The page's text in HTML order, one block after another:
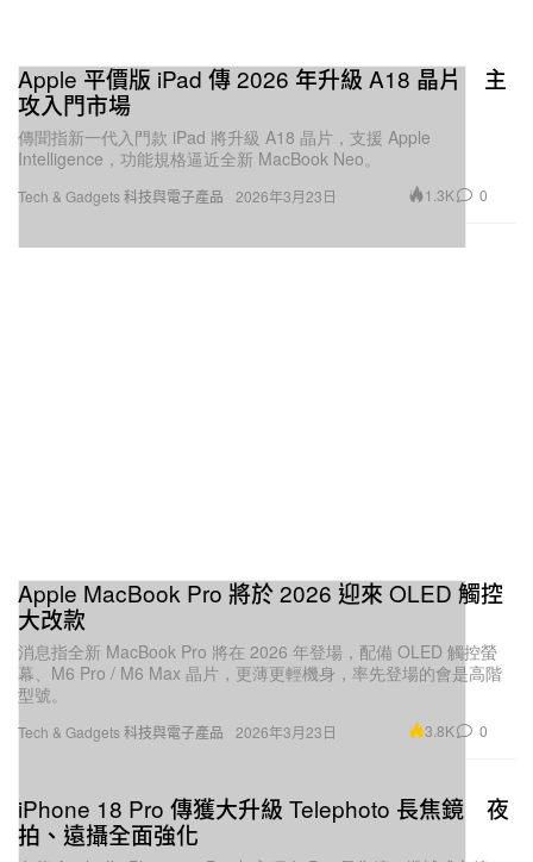
Tech & Gadgets 科技與電子產品
Apple 平價版 iPad 傳 2026 年升級 A18 晶片 主
攻入門市場
傳聞指新一代入門款 iPad 將升級 A18 晶片，支援 Apple
Intelligence，功能規格逼近全新 MacBook Neo。
2026年3月23日 1.3K 0
Tech & Gadgets 科技與電子產品
Apple MacBook Pro 將於 2026 迎來 OLED 觸控
大改款
消息指全新 MacBook Pro 將在 2026 年登場，配備 OLED 觸控螢
幕、M6 Pro / M6 Max 晶片，更薄更輕機身，率先登場的會是高階
型號。
2026年3月23日 3.8K 0
iPhone 18 Pro 傳獲大升級 Telephoto 長焦鏡 夜
拍、遠攝全面強化